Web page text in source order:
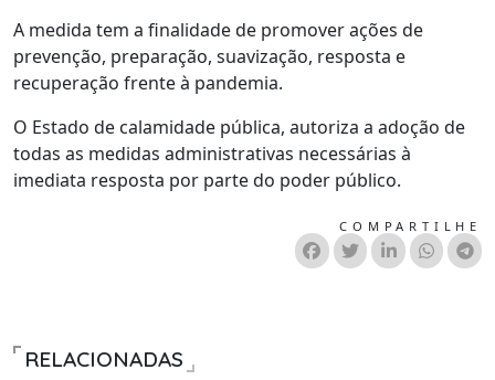
A medida tem a finalidade de promover ações de
prevenção, preparação, suavização, resposta e
recuperação frente à pandemia.
O Estado de calamidade pública, autoriza a adoção de
todas as medidas administrativas necessárias à
imediata resposta por parte do poder público.
COMPARTILHE
RELACIONADAS